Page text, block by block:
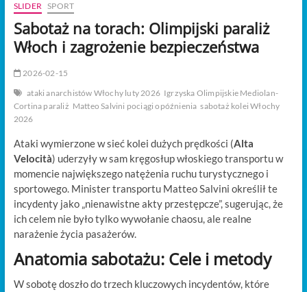
SLIDER SPORT
Sabotaż na torach: Olimpijski paraliż
Włoch i zagrożenie bezpieczeństwa
2026-02-15
ataki anarchistów Włochy luty 2026 Igrzyska Olimpijskie Mediolan-
Cortina paraliż Matteo Salvini pociągi opóźnienia sabotaż kolei Włochy
2026
Ataki wymierzone w sieć kolei dużych prędkości (Alta
Velocità) uderzyły w sam kręgosłup włoskiego transportu w
momencie największego natężenia ruchu turystycznego i
sportowego. Minister transportu Matteo Salvini określił te
incydenty jako „nienawistne akty przestępcze”, sugerując, że
ich celem nie było tylko wywołanie chaosu, ale realne
narażenie życia pasażerów.
Anatomia sabotażu: Cele i metody
W sobotę doszło do trzech kluczowych incydentów, które